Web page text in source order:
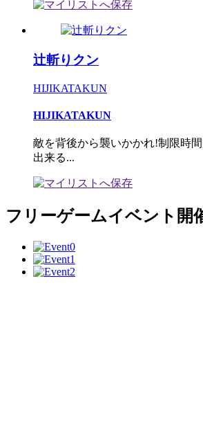
辻斬りクン
HIJIKATAKUN
HIJIKATAKUN
敵を背後から襲いかかれ!制限時間
出来る...
フリーゲームイベント開